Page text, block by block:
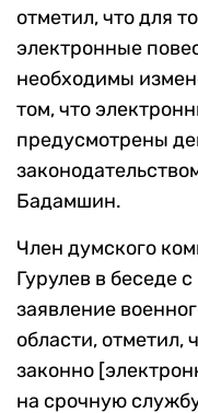
отметил, что для
электронные
необходимы
том, что
предусмотрены
Бадамшин.
Член думского
Гурулев в беседе
заявление
области, отметил,
законно
на срочную